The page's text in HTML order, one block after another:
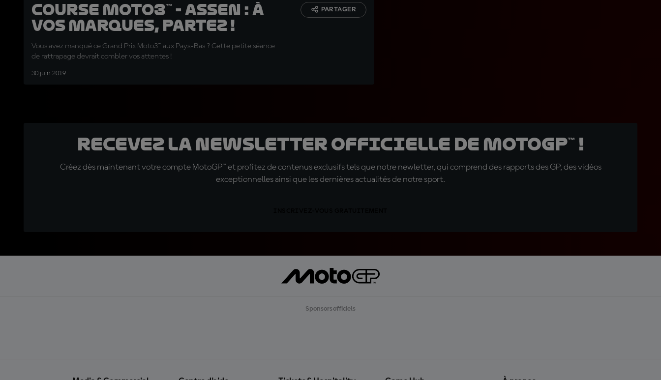
Course Moto3™ - Assen : À
vos marques, partez !
Vous avez manqué ce Grand Prix Moto3™ aux Pays-Bas ? Cette petite séance
de rattrapage devrait combler vos attentes !
30 juin 2019
PARTAGER
Recevez la Newsletter officielle de MotoGP™ !
Créez dès maintenant votre compte MotoGP™ et profitez de contenus exclusifs tels que notre newletter, qui comprend des rapports des GP, des vidéos
exceptionnelles ainsi que les dernières actualités de notre sport.
Sponsors officiels